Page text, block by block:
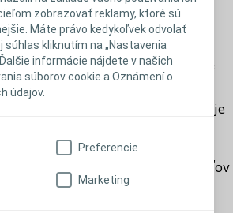
zobrazovať reklamy, ktoré sú
Máte právo kedykoľvek odvolať
súhlas kliknutím na „Nastavenia
informácie nájdete v našich
súborov cookie a Oznámení o
údajov.
Preferencie
Marketing
zabezpečujú výrazne hladkú
aj počas vysunutia.
je rýchle a jednoduché.
za poistku umožňuje
balenia a lepivý bod zabezpečuje
mieste.
SpeediCath je u používateľov
vďaka jej pohodlnému a